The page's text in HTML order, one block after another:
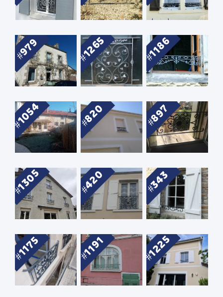
979 1265 1186
1054 820 897
1305 420 343
1175 1191 1225